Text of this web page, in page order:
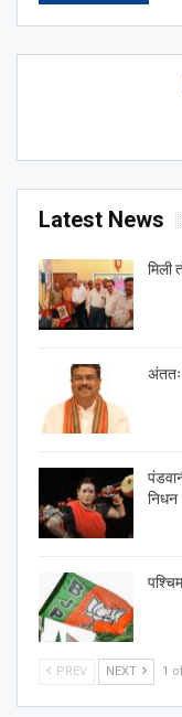
Latest News
मिली
अंततः
निधन
PREV NEXT 1